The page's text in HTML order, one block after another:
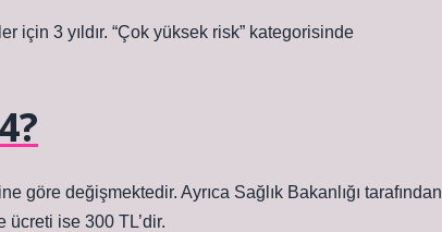
için 3 yıldır. “Çok yüksek risk” kategorisinde
göre değişmektedir. Ayrıca Sağlık Bakanlığı tarafından
ise 300 TL’dir.